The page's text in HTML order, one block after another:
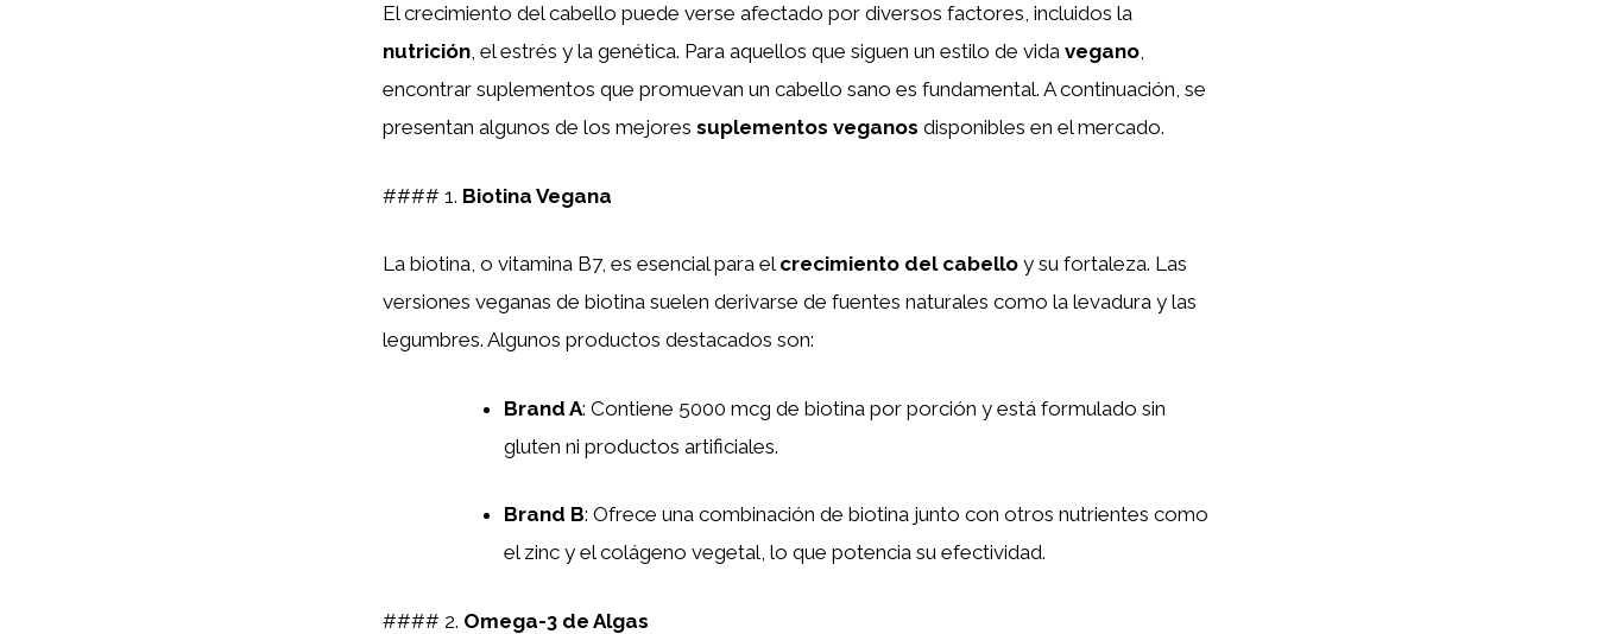
El crecimiento del cabello puede verse afectado por diversos factores, incluidos la
nutrición, el estrés y la genética. Para aquellos que siguen un estilo de vida vegano,
encontrar suplementos que promuevan un cabello sano es fundamental. A continuación, se
presentan algunos de los mejores suplementos veganos disponibles en el mercado.
#### 1. Biotina Vegana
La biotina, o vitamina B7, es esencial para el crecimiento del cabello y su fortaleza. Las
versiones veganas de biotina suelen derivarse de fuentes naturales como la levadura y las
legumbres. Algunos productos destacados son:
Brand A: Contiene 5000 mcg de biotina por porción y está formulado sin
gluten ni productos artificiales.
Brand B: Ofrece una combinación de biotina junto con otros nutrientes como
el zinc y el colágeno vegetal, lo que potencia su efectividad.
#### 2. Omega-3 de Algas